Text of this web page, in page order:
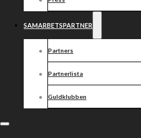
SAMARBETSPARTNER
Partners
Partnerlista
Guldklubben